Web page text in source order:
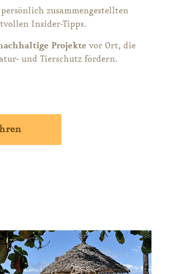
zusammengestellten
Insider-Tipps.
Projekte vor Ort, die
und Tierschutz fördern.